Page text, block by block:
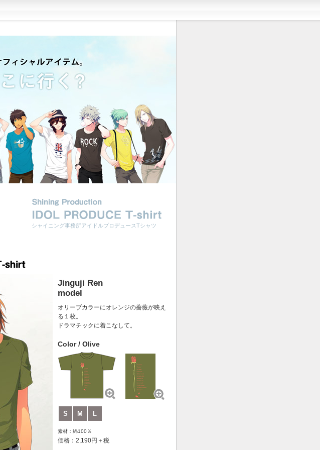
シャイニング事務所アイドルプロデュースTシャツ
Jinguji Ren
model
オリーブカラーにオレンジの薔薇が映え
る１枚。
ドラマチックに着こなして。
Color / Olive
S M L
素材：綿100％
価格：2,190円＋税